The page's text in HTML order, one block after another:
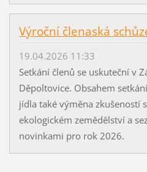
Výroční členaská
19.04.2026 11:33
Setkání členů se uskuteční v
Děpoltovice. Obsahem
jídla také výměna zkušeností
ekologickém zemědělství a
novinkami pro rok 2026.